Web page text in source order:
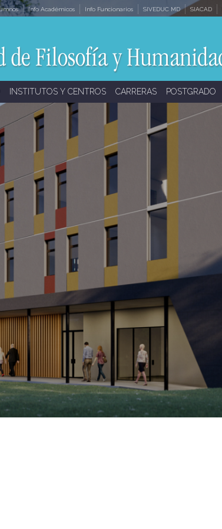
Info Académicos Info Funcionarios SIVEDUC MD SIACAD
INSTITUTOS Y CENTROS CARRERAS POSTGRADO